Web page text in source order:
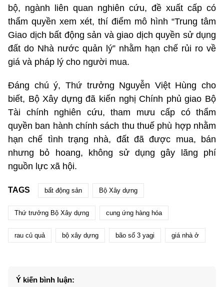
bộ, ngành liên quan nghiên cứu, đề xuất cấp có
thẩm quyền xem xét, thí điểm mô hình “Trung tâm
Giao dịch bất động sản và giao dịch quyền sử dụng
đất do Nhà nước quản lý” nhằm hạn chế rủi ro về
giá và pháp lý cho người mua.
Đáng chú ý, Thứ trưởng Nguyễn Việt Hùng cho
biết, Bộ Xây dựng đã kiến nghị Chính phủ giao Bộ
Tài chính nghiên cứu, tham mưu cấp có thẩm
quyền ban hành chính sách thu thuế phù hợp nhằm
hạn chế tình trạng nhà, đất đã được mua, bán
nhưng bỏ hoang, không sử dụng gây lãng phí
nguồn lực xã hội.
TAGS bất động sản Bộ Xây dựng
Thứ trưởng Bộ Xây dựng cung ứng hàng hóa
rau củ quả bộ xây dựng bão số 3 yagi giá nhà ở
Ý kiến bình luận: